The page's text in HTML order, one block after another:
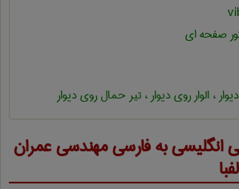
صفحه ای
، الوار روی دیوار ، تیر حمال روی دیوار
به فارسیمهندسی عمران